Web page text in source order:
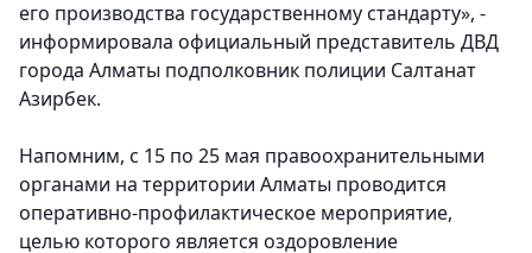
его производства государственному стандарту», -
информировала официальный представитель ДВД
города Алматы подполковник полиции Салтанат
Азирбек.
Напомним, с 15 по 25 мая правоохранительными
органами на территории Алматы проводится
оперативно-профилактическое мероприятие,
целью которого является оздоровление